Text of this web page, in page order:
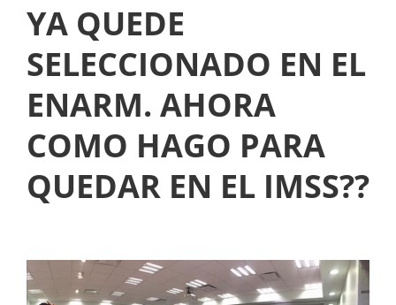
YA QUEDE
SELECCIONADO EN EL
ENARM. AHORA
COMO HAGO PARA
QUEDAR EN EL IMSS??